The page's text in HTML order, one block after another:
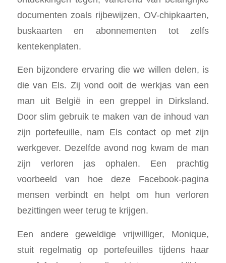
documenten zoals rijbewijzen, OV-chipkaarten,
buskaarten en abonnementen tot zelfs
kentekenplaten.
Een bijzondere ervaring die we willen delen, is
die van Els. Zij vond ooit de werkjas van een
man uit België in een greppel in Dirksland.
Door slim gebruik te maken van de inhoud van
zijn portefeuille, nam Els contact op met zijn
werkgever. Dezelfde avond nog kwam de man
zijn verloren jas ophalen. Een prachtig
voorbeeld van hoe deze Facebook-pagina
mensen verbindt en helpt om hun verloren
bezittingen weer terug te krijgen.
Een andere geweldige vrijwilliger, Monique,
stuit regelmatig op portefeuilles tijdens haar